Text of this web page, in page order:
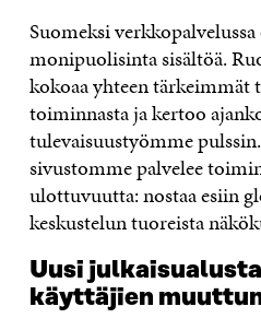
Suomeksi
monipuolisinta sisältöä.
kokoaa yhteen tärkeimmät
toiminnasta ja kertoo
tulevaisuustyömme
sivustomme palvelee
ulottuvuutta: nostaa esiin
keskustelun tuoreista
Uusi
käyttäjien